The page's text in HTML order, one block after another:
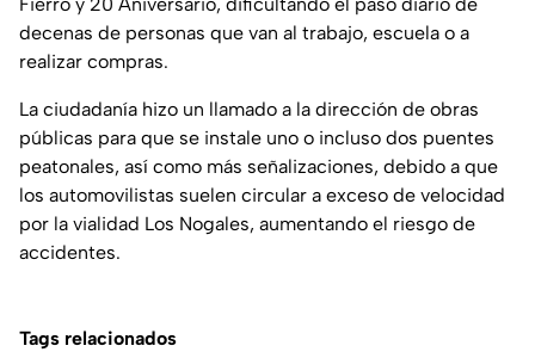
decenas de personas que van al trabajo, escuela o a
realizar compras.
La ciudadanía hizo un llamado a la dirección de obras
públicas para que se instale uno o incluso dos puentes
peatonales, así como más señalizaciones, debido a que
los automovilistas suelen circular a exceso de velocidad
por la vialidad Los Nogales, aumentando el riesgo de
accidentes.
Tags relacionados